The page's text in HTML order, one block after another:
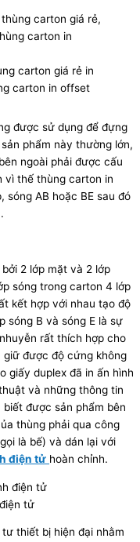
carton giá rẻ in
carton in offset
được sử dụng để đựng
phẩm này thường lớn,
ngoài phải được cấu
vì thế thùng carton in
AB hoặc BE sau đó
2 lớp mặt và 2 lớp
sóng trong carton 4 lớp
kết hợp với nhau tạo độ
sóng B và sóng E là sự
rất thích hợp cho
được độ cứng không
giấy duplex đã in ấn hình
và những thông tin
được sản phẩm bên
thùng phải qua công
là bế) và dán lại với
điện tử hoàn chỉnh.
tử
thiết bị hiện đại nhằm